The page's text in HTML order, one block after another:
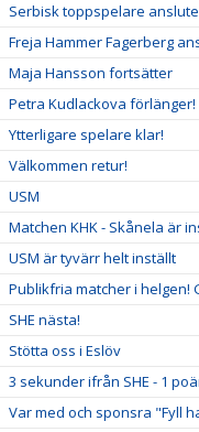
Serbisk toppspelare
Freja Hammer Fagerberg
Maja Hansson fortsätter
Petra Kudlackova förlänger!
Ytterligare spelare klar!
Välkommen retur!
USM
Matchen KHK - Skånela är
USM är tyvärr helt inställt
Publikfria matcher i helgen!
SHE nästa!
Stötta oss i Eslöv
3 sekunder ifrån SHE - 1
Var med och sponsra "Fyll